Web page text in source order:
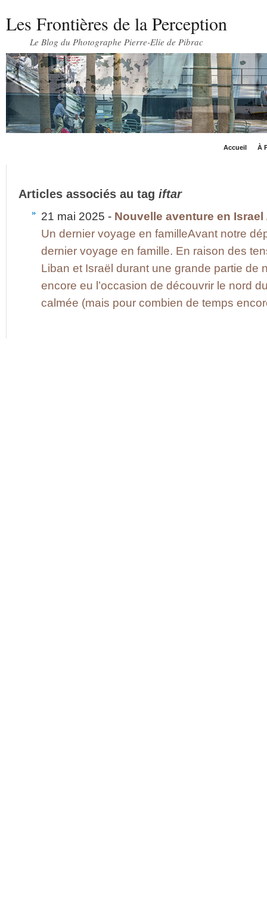
Les Frontières de la Perception
Le Blog du Photographe Pierre-Elie de Pibrac
Accueil À
Articles associés au tag iftar
21 mai 2025 - Nouvelle aventure en Israel
Un dernier voyage en familleAvant notre
dernier voyage en famille. En raison des
Liban et Israël durant une grande partie de
encore eu l’occasion de découvrir le nord
calmée (mais pour combien de temps